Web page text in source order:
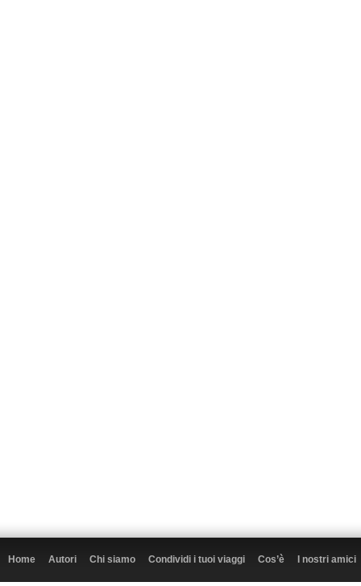
Home Autori Chi siamo Condividi i tuoi viaggi Cos’è I nostri amici